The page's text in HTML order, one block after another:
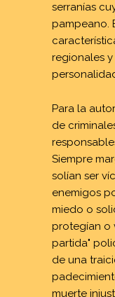
CALENDARIO
BIBLIOGRAFIA
CONTACTO
serranías
pampeano.
regionales
Para la
de
Siempre
solían ser
enemigos
miedo o
protegían o
partida"
de una
muerte